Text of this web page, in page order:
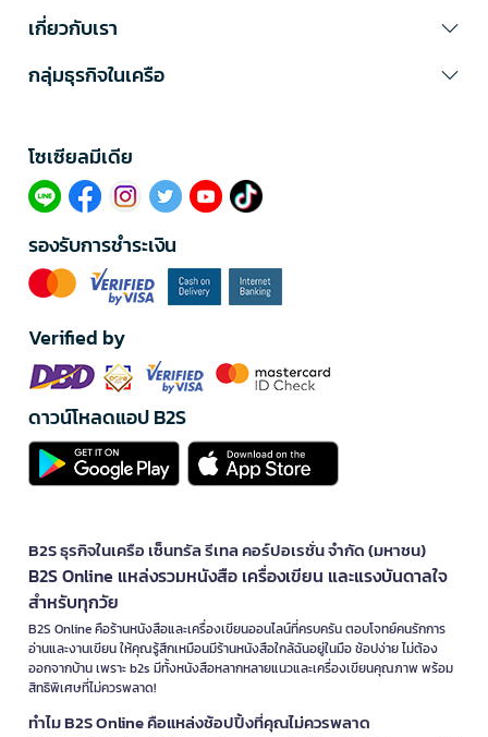
เกี่ยวกับเรา
กลุ่มธุรกิจในเครือ
โซเซียลมีเดีย​
รองรับการชำระเงิน
Verified by
ดาวน์โหลดแอป B2S
B2S ธุรกิจในเครือ เซ็นทรัล รีเทล คอร์ปอเรชั่น จำกัด (มหาชน)
B2S Online แหล่งรวมหนังสือ เครื่องเขียน และแรงบันดาลใจ
สำหรับทุกวัย
B2S Online คือร้านหนังสือและเครื่องเขียนออนไลน์ที่ครบครัน ตอบโจทย์คนรักการ
อ่านและงานเขียน ให้คุณรู้สึกเหมือนมีร้านหนังสือใกล้ฉันอยู่ในมือ ช้อปง่าย ไม่ต้อง
ออกจากบ้าน เพราะ b2s มีทั้งหนังสือหลากหลายแนวและเครื่องเขียนคุณภาพ พร้อม
สิทธิพิเศษที่ไม่ควรพลาด!
ทำไม B2S Online คือแหล่งช้อปปิ้งที่คุณไม่ควรพลาด